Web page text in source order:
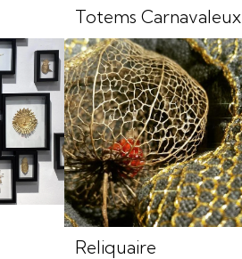
Totems Carnavaleux
Reliquaire